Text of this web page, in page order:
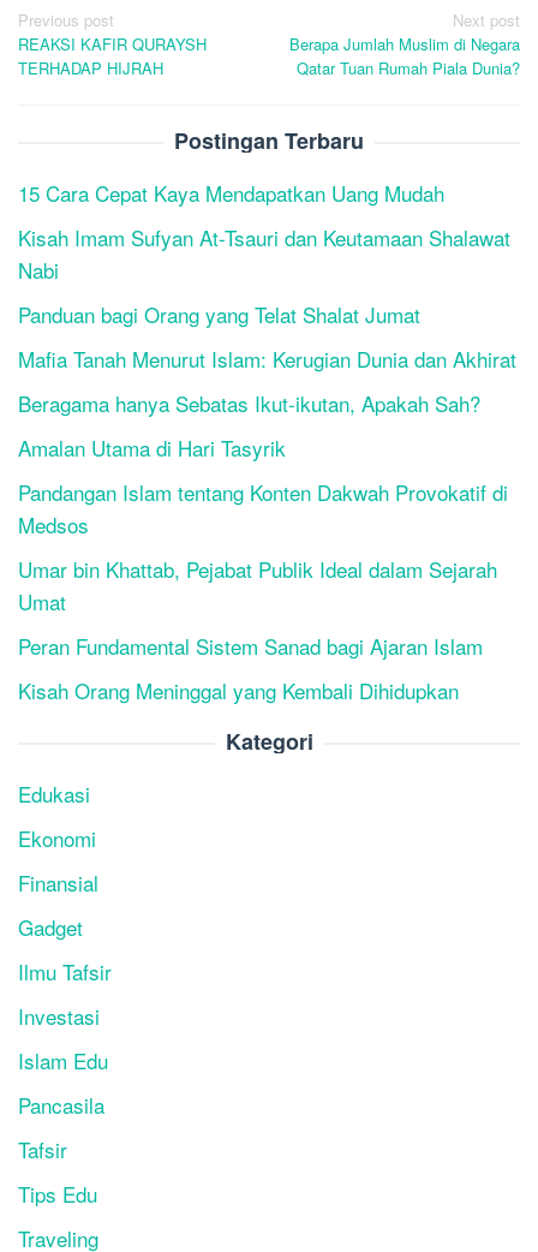
Post
navigation
Previous post
REAKSI KAFIR QURAYSH
TERHADAP HIJRAH
Next post
Berapa Jumlah Muslim di Negara
Qatar Tuan Rumah Piala Dunia?
Postingan Terbaru
15 Cara Cepat Kaya Mendapatkan Uang Mudah
Kisah Imam Sufyan At-Tsauri dan Keutamaan Shalawat
Nabi
Panduan bagi Orang yang Telat Shalat Jumat
Mafia Tanah Menurut Islam: Kerugian Dunia dan Akhirat
Beragama hanya Sebatas Ikut-ikutan, Apakah Sah?
Amalan Utama di Hari Tasyrik
Pandangan Islam tentang Konten Dakwah Provokatif di
Medsos
Umar bin Khattab, Pejabat Publik Ideal dalam Sejarah
Umat
Peran Fundamental Sistem Sanad bagi Ajaran Islam
Kisah Orang Meninggal yang Kembali Dihidupkan
Kategori
Edukasi
Ekonomi
Finansial
Gadget
Ilmu Tafsir
Investasi
Islam Edu
Pancasila
Tafsir
Tips Edu
Traveling